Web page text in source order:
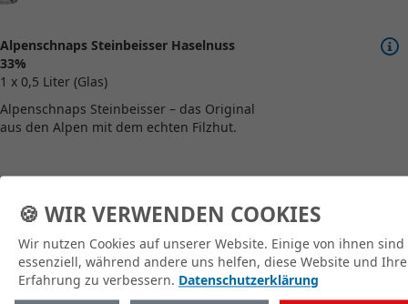
Alpenschnaps Steinbeisser Haselnuss
33%
1 x 0,5 Liter (Glas)
Alpenschnaps Steinbeisser – das Original
aus den Alpen mit dem echten Filzhut.
zum Shop
🍪 WIR VERWENDEN COOKIES
Wir nutzen Cookies auf unserer Website. Einige von ihnen sind
essenziell, während andere uns helfen, diese Website und Ihre
Erfahrung zu verbessern. Datenschutzerklärung